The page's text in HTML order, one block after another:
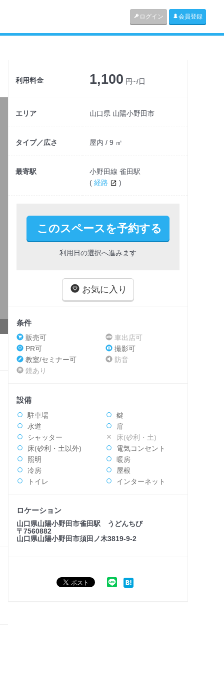
ログイン 会員登録
利用料金 1,100 円~/日
エリア 山口県 山陽小野田市
タイプ／広さ 屋内 / 9 ㎡
最寄駅
小野田線 雀田駅
( 経路 )
このスペースを予約する
利用日の選択へ進みます
お気に入り
条件
販売可
車出店可
PR可
撮影可
教室/セミナー可
防音
鏡あり
設備
駐車場
鍵
水道
扉
シャッター
床(砂利・土)
床(砂利・土以外)
電気コンセント
照明
暖房
冷房
屋根
トイレ
インターネット
ロケーション
山口県山陽小野田市雀田駅 うどんちび
〒7560882
山口県山陽小野田市須田ノ木3819-9-2